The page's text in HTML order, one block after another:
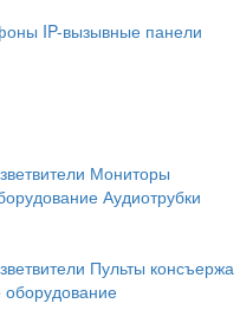
IP-вызывные панели
Мониторы
Аудиотрубки
Пульты консъержа